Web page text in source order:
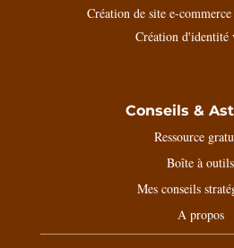
Création de site e-
Création d'identité
Conseils &
Ressource
Boîte à outils
Mes conseils
A propos